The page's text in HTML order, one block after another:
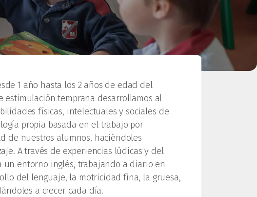
1 año hasta los 2 años de edad del
estimulación temprana desarrollamos al
físicas, intelectuales y sociales de
propia basada en el trabajo por
de nuestros alumnos, haciéndoles
A través de experiencias lúdicas y del
un entorno inglés, trabajando a diario en
del lenguaje, la motricidad fina, la gruesa,
a crecer cada día.